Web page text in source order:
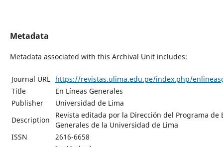
Metadata
Metadata associated with this Archival Unit includes:
Journal URL https://revistas.ulima.edu.pe/index.php/
Title
En Líneas Generales
Publisher
Universidad de Lima
Description
Revista editada por la Dirección del Programa de
Generales de la Universidad de Lima
ISSN
2616-6658